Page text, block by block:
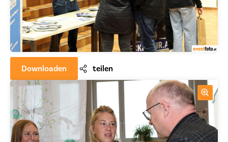
Downloaden teilen